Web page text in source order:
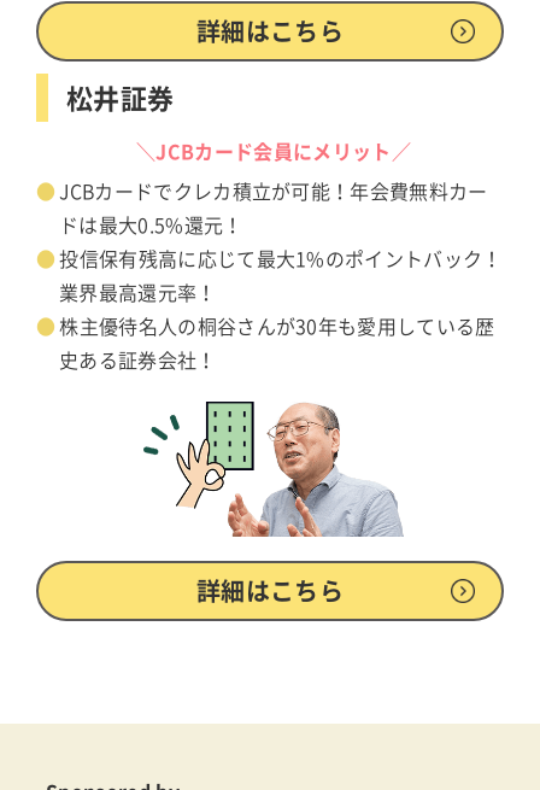
詳細はこちら
松井証券
＼JCBカード会員にメリット／
JCBカードでクレカ積立が可能！年会費無料カー
ドは最大0.5%還元！
投信保有残高に応じて最大1%のポイントバック！
業界最高還元率！
株主優待名人の桐谷さんが30年も愛用している歴
史ある証券会社！
詳細はこちら